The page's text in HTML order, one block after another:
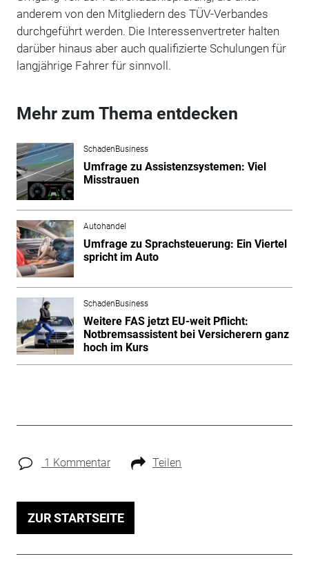
anderem von den Mitgliedern des TÜV-Verbandes
durchgeführt werden. Die Interessenvertreter halten
darüber hinaus aber auch qualifizierte Schulungen für
langjährige Fahrer für sinnvoll.
Mehr zum Thema entdecken
SchadenBusiness
Umfrage zu Assistenzsystemen: Viel
Misstrauen
Autohandel
Umfrage zu Sprachsteuerung: Ein Viertel
spricht im Auto
SchadenBusiness
Weitere FAS jetzt EU-weit Pflicht:
Notbremsassistent bei Versicherern ganz
hoch im Kurs
1 Kommentar Teilen
ZUR STARTSEITE